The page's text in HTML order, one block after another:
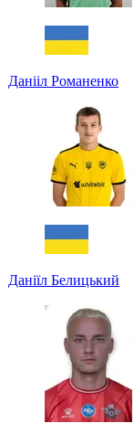
Данііл Романенко
Даніїл Белицький